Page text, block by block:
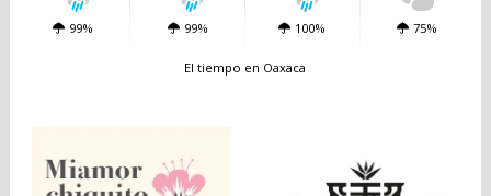
99% 99% 100% 75%
El tiempo en Oaxaca